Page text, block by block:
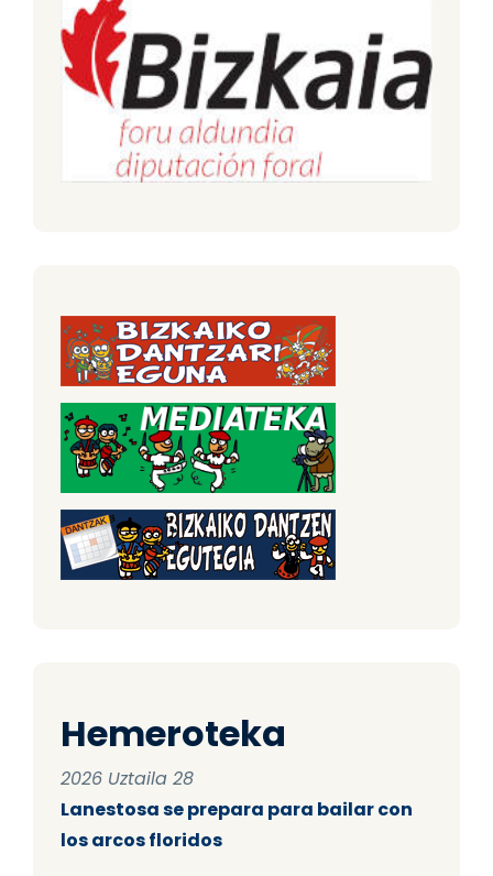
Hemeroteka
2026 Uztaila 28
Lanestosa se prepara para bailar con
los arcos floridos